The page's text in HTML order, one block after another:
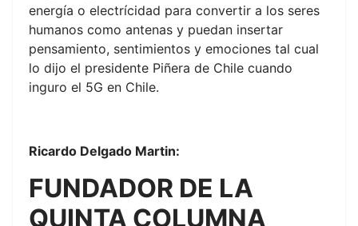
energía o electrícidad para convertir a los seres
humanos como antenas y puedan insertar
pensamiento, sentimientos y emociones tal cual
lo dijo el presidente Piñera de Chile cuando
inguro el 5G en Chile.
Ricardo Delgado Martin:
FUNDADOR DE LA
QUINTA COLUMNA